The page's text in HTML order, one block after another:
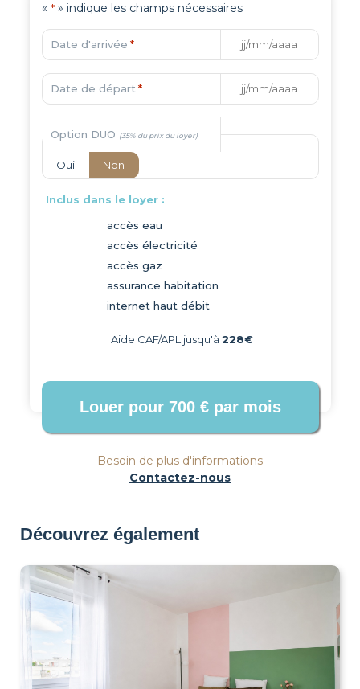
« *» indique les champs nécessaires
Date d'arrivée *
Date de départ *
Option DUO
Oui Non
Inclus dans le loyer :
accès eau
accès électricité
accès gaz
assurance habitation
internet haut débit
Aide CAF/APL jusqu'à 228€
Besoin de plus d'informations
Contactez-nous
Découvrez également